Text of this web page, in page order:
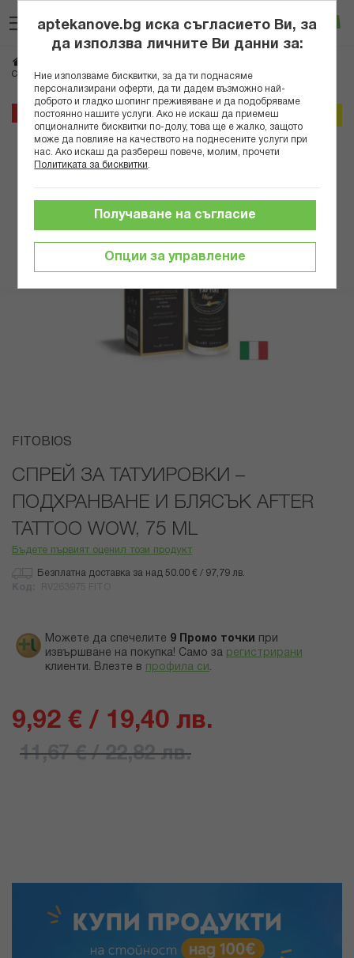
към
съдържанието
Вход
Спрей за татуировки – Подхранване и блясък After Tattoo Wow, 75 ml
15% Онлайн промо
Преминете
края
Преминете
началото
галерия
със
снимки
FITOBIOS
СПРЕЙ ЗА ТАТУИРОВКИ –
ПОДХРАНВАНЕ И БЛЯСЪК AFTER
TATTOO WOW, 75 ML
Бъдете първият оценил този продукт
Безплатна доставка за над 50.00 € / 97,79 лв.
Можете да спечелите 9 Промо точки
при
извършване на покупка! Само за регистрирани
клиенти. Влезте в профила си .
9,92 € / 19,40 лв.
11,67 € / 22,82 лв.
aptekanove.bg иска съгласието Ви, за
да използва личните Ви данни за:
Ние използваме бисквитки, за да ти поднасяме
персонализирани оферти, да ти дадем възможно най-
доброто и гладко шопинг преживяване и да подобряваме
постоянно нашите услуги. Ако не искаш да приемеш
опционалните бисквитки по-долу, това ще е жалко, защото
може да повлияе на качеството на поднесените услуги при
нас. Ако искаш да разбереш повече, молим, прочети
Политиката за бисквитки
Опции за управление
Получаване на съгласие